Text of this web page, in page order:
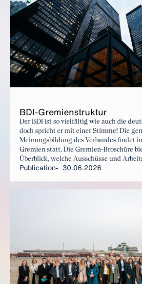
BDI-Gremien­struk­tur
Der BDI ist so vielfältig wie auch die
doch spricht er mit einer Stimme! Die
Meinungsbildung des Verbandes findet
Gremien statt. Die Gremien-Broschüre
Überblick, welche Ausschüsse und
Positionierung des BDI verantwortlich
Publication 30.06.2026